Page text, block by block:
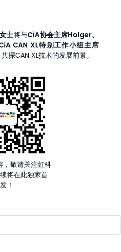
士将与CiA协会主席Holger、
CAN XL特别工作小组主席
探CAN XL技术的发展前景。
，敬请关注虹科
将在此独家首
发！